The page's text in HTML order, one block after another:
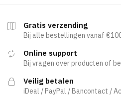
Gratis verzending
Bij alle bestellingen vanaf
Online support
Bij vragen over producten of
Veilig betalen
iDeal / PayPal / Bancontact /